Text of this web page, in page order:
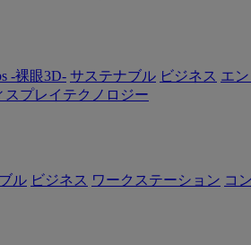
-裸眼3D- サステナブル ビジネス エ
スプレイテクノロジー
ル ビジネス ワークステーション コ